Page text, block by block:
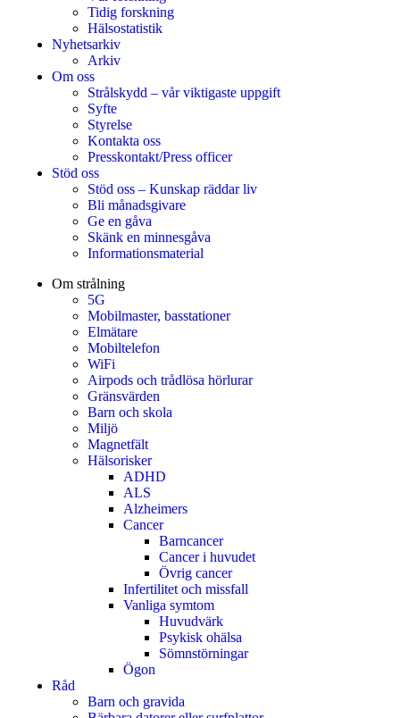
Tidig forskning
Hälsostatistik
Nyhetsarkiv
Arkiv
Om oss
Strålskydd – vår viktigaste uppgift
Syfte
Styrelse
Kontakta oss
Presskontakt/Press officer
Stöd oss
Stöd oss – Kunskap räddar liv
Bli månadsgivare
Ge en gåva
Skänk en minnesgåva
Informationsmaterial
Om strålning
5G
Mobilmaster, basstationer
Elmätare
Mobiltelefon
WiFi
Airpods och trådlösa hörlurar
Gränsvärden
Barn och skola
Miljö
Magnetfält
Hälsorisker
ADHD
ALS
Alzheimers
Cancer
Barncancer
Cancer i huvudet
Övrig cancer
Infertilitet och missfall
Vanliga symtom
Huvudvärk
Psykisk ohälsa
Sömnstörningar
Ögon
Råd
Barn och gravida